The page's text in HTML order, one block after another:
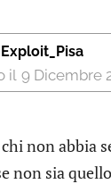
Exploit_Pisa
9 Dicembre
non abbia
sia